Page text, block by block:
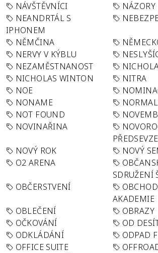
NÁVŠTĚVNÍCI
NÁZORY
NEANDRTÁL S
IPHONEM
NĚMČINA
NERVY V KÝBLU
NEZAMĚSTNANOST
NICHOLAS WINTON
NITRA
NOE
NONAME
NOT FOUND
NOVINAŘINA
NOVÝ ROK
NOVÝ
O2 ARENA
SDRUŽENÍ
OBČERSTVENÍ
AKADEMIE
OBLEČENÍ
OBRAZY
OČKOVÁNÍ
OD
ODKLÁDÁNÍ
ODPAD
OFFICE SUITE